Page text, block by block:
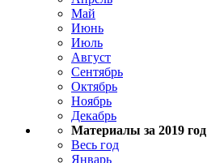
Май
Июнь
Июль
Август
Сентябрь
Октябрь
Ноябрь
Декабрь
Материалы за 2019 год
Весь год
Январь